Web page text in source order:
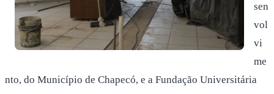
sen
vol
vi
me
nto, do Município de Chapecó, e a Fundação Universitária